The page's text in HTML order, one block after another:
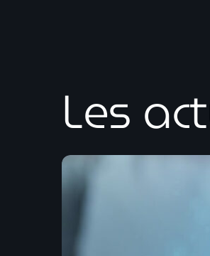
Les